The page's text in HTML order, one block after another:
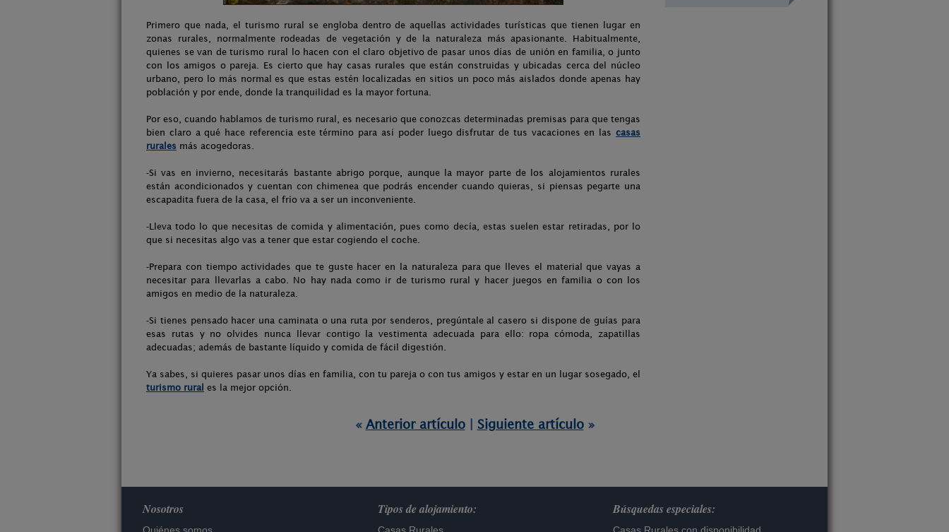
Primero que nada, el turismo rural se engloba dentro de aquellas actividades turísticas que tienen lugar en
zonas rurales, normalmente rodeadas de vegetación y de la naturaleza más apasionante. Habitualmente,
quienes se van de turismo rural lo hacen con el claro objetivo de pasar unos días de unión en familia, o junto
con los amigos o pareja. Es cierto que hay casas rurales que están construidas y ubicadas cerca del núcleo
urbano, pero lo más normal es que estas estén localizadas en sitios un poco más aislados donde apenas hay
población y por ende, donde la tranquilidad es la mayor fortuna.
Por eso, cuando hablamos de turismo rural, es necesario que conozcas determinadas premisas para que tengas
bien claro a qué hace referencia este término para así poder luego disfrutar de tus vacaciones en las casas
rurales más acogedoras.
-Si vas en invierno, necesitarás bastante abrigo porque, aunque la mayor parte de los alojamientos rurales
están acondicionados y cuentan con chimenea que podrás encender cuando quieras, si piensas pegarte una
escapadita fuera de la casa, el frío va a ser un inconveniente.
-Lleva todo lo que necesitas de comida y alimentación, pues como decía, estas suelen estar retiradas, por lo
que si necesitas algo vas a tener que estar cogiendo el coche.
-Prepara con tiempo actividades que te guste hacer en la naturaleza para que lleves el material que vayas a
necesitar para llevarlas a cabo. No hay nada como ir de turismo rural y hacer juegos en familia o con los
amigos en medio de la naturaleza.
-Si tienes pensado hacer una caminata o una ruta por senderos, pregúntale al casero si dispone de guías para
esas rutas y no olvides nunca llevar contigo la vestimenta adecuada para ello: ropa cómoda, zapatillas
adecuadas; además de bastante líquido y comida de fácil digestión.
Ya sabes, si quieres pasar unos días en familia, con tu pareja o con tus amigos y estar en un lugar sosegado, el
turismo rural es la mejor opción.
« Anterior artículo| Siguiente artículo»
Nosotros Tipos de alojamiento: Búsquedas especiales: